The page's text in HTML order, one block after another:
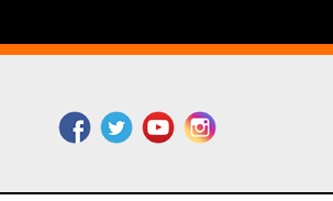
Facebook
TwitterYouTubeInstagram